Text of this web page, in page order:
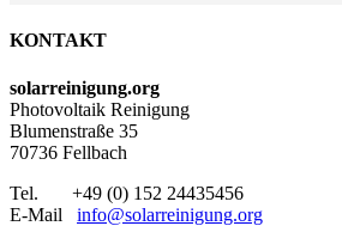
KONTAKT
solarreinigung.org
Photovoltaik Reinigung
Blumenstraße 35
70736 Fellbach
Tel. +49 (0) 152 24435456
E-Mail info@solarreinigung.org